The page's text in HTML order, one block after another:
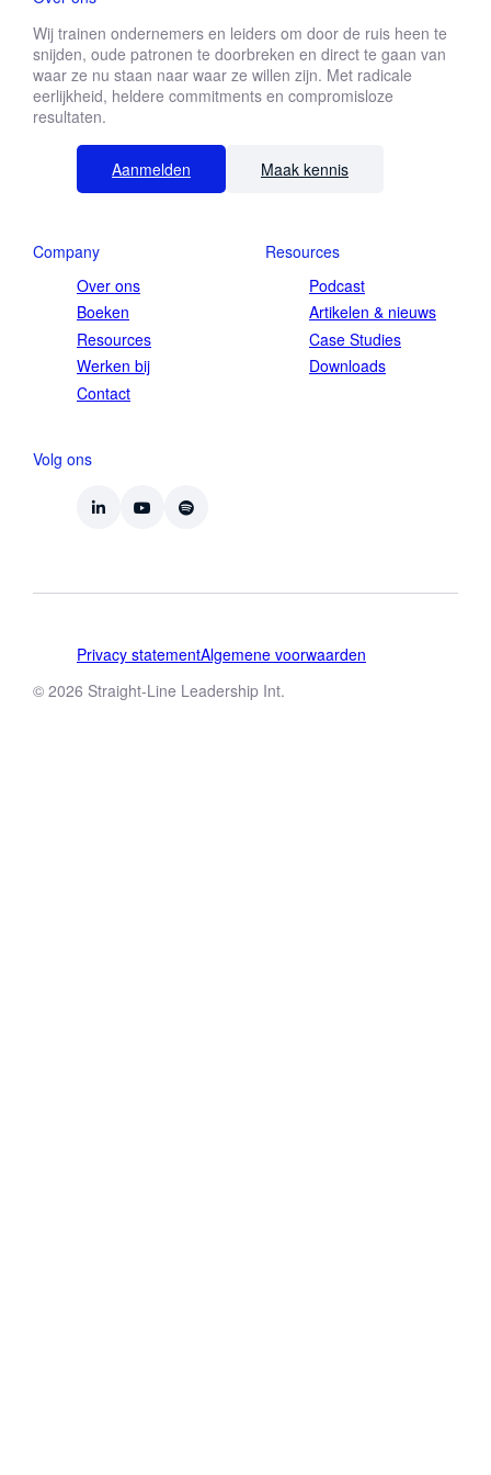
Wij trainen ondernemers en leiders om door de ruis heen te
snijden, oude patronen te doorbreken en direct te gaan van
waar ze nu staan naar waar ze willen zijn. Met radicale
eerlijkheid, heldere commitments en compromisloze
resultaten.
Aanmelden Maak kennis
Company
Over ons
Boeken
Resources
Werken bij
Contact
Resources
Podcast
Artikelen & nieuws
Case Studies
Downloads
Volg ons
© 2026 Straight-Line Leadership Int.
Privacy statementAlgemene voorwaarden